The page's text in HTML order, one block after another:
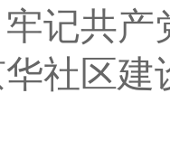
记共
社区建